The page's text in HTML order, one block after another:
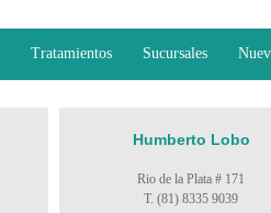
Tratamientos Sucursales
Humberto Lobo
Rio de la Plata # 171
T. (81) 8335 9039